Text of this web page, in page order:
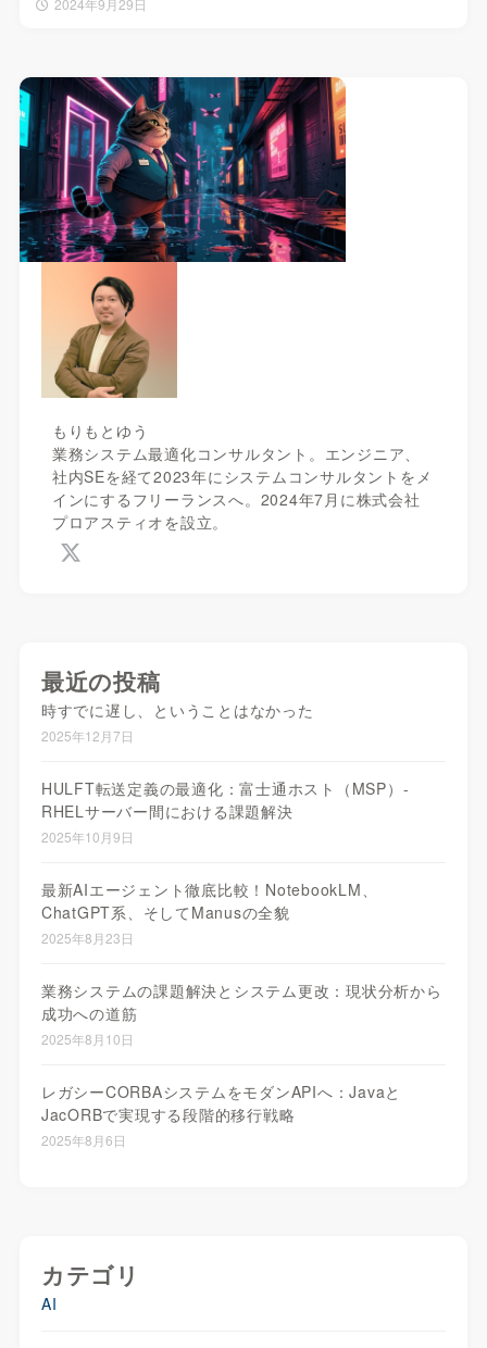
2024年9月29日
もりもとゆう
業務システム最適化コンサルタント。エンジニア、
社内SEを経て2023年にシステムコンサルタントをメ
インにするフリーランスへ。2024年7月に株式会社
プロアスティオを設立。
最近の投稿
時すでに遅し、ということはなかった
2025年12月7日
HULFT転送定義の最適化：富士通ホスト（MSP）-
RHELサーバー間における課題解決
2025年10月9日
最新AIエージェント徹底比較！NotebookLM、
ChatGPT系、そしてManusの全貌
2025年8月23日
業務システムの課題解決とシステム更改：現状分析から
成功への道筋
2025年8月10日
レガシーCORBAシステムをモダンAPIへ：Javaと
JacORBで実現する段階的移行戦略
2025年8月6日
カテゴリ
AI